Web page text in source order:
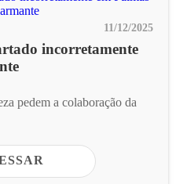
11/12/2025
incorretamente
pedem a colaboração da